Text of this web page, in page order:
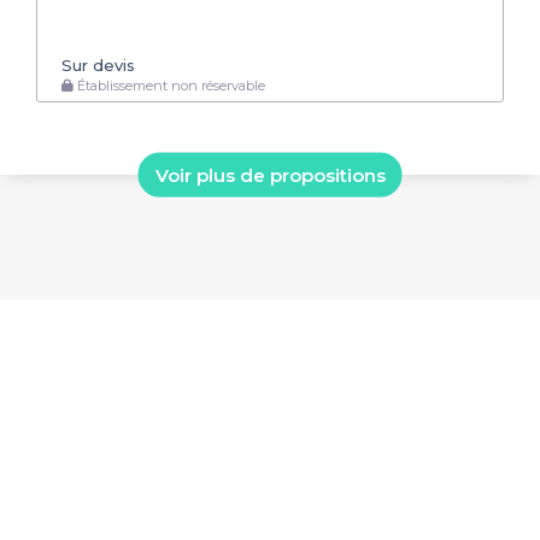
Sur devis
Établissement non réservable
Voir plus de propositions